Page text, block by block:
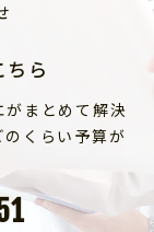
ら
がまとめて解決
くらい予算が